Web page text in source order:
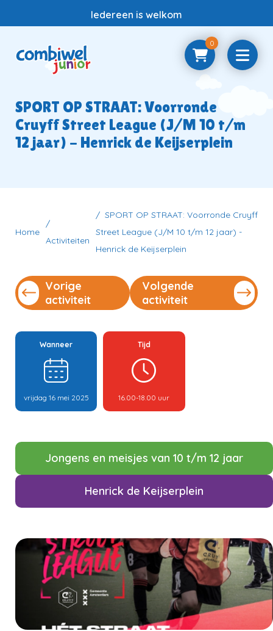
Iedereen is welkom
0
Samenwerken
Contact
SPORT OP STRAAT: Voorronde
Cruyff Street League (J/M 10 t/m
12 jaar) - Henrick de Keijserplein
Home
Activiteiten
SPORT OP STRAAT: Voorronde Cruyff
Street League (J/M 10 t/m 12 jaar) -
Henrick de Keijserplein
Vorige
activiteit
Volgende
activiteit
Wanneer
vrijdag 16 mei 2025
Tijd
16.00-18.00 uur
Jongens en meisjes van 10 t/m 12 jaar
Henrick de Keijserplein